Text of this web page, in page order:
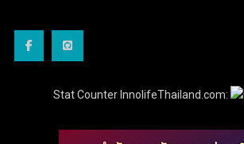
Stat Counter InnolifeThailand.com: